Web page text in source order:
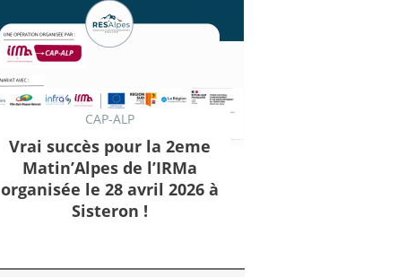
CAP-ALP
Vrai succès pour la 2eme
Matin’Alpes de l’IRMa
organisée le 28 avril 2026 à
Sisteron !